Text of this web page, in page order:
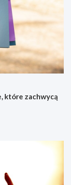
które zachwycą